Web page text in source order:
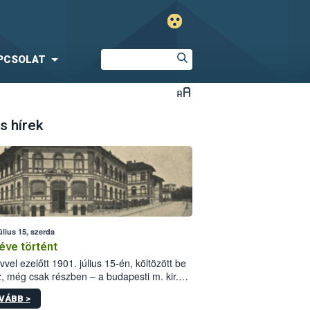
hírek
15, szerda
történt
ezelőtt 1901. július 15-én, költözött be
még csak részben – a budapesti m. kir.
állomás a Kis Rókus utca
alatti, Czigler Győző által tervezett új
>